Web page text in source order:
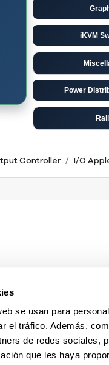
se usan para
el tráfico. Además,
de redes sociales,
que les haya
iKVM
Power
Controller I/O
No hay